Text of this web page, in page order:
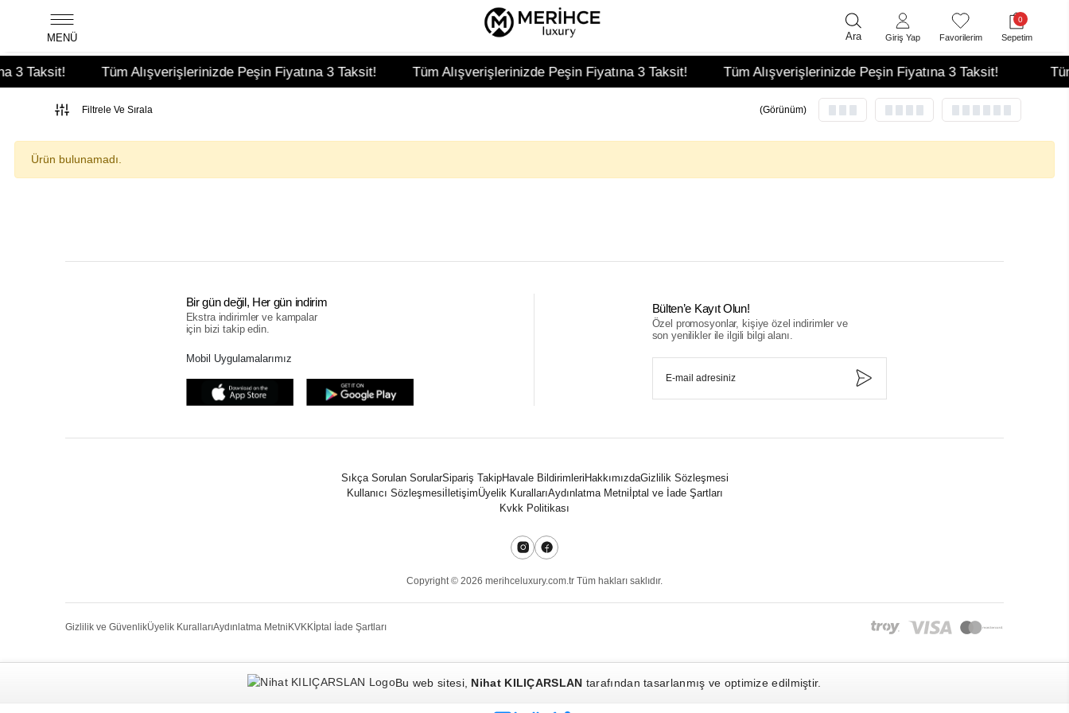
3 Taksit! Tüm Alışverişlerinizde Peşin Fiyatına 3 Taksit! Tüm Alışverişlerinizde Peşin Fiyatına 3 Taksit! Tüm Alışverişlerinizde Peşin Fiyatına 3 Taksit!
MENÜ Ara Giriş Yap Favorilerim
0
Sepetim
Filtrele Ve Sırala (Görünüm)
Ürün bulunamadı.
Bir gün değil, Her gün indirim
Ekstra indirimler ve kampalar
için bizi takip edin.
Mobil Uygulamalarımız
Bülten’e Kayıt Olun!
Özel promosyonlar, kişiye özel indirimler ve
son yenilikler ile ilgili bilgi alanı.
Sıkça Sorulan SorularSipariş TakipHavale Bildirimleri HakkımızdaGizlilik Sözleşmesi
Kullanıcı Sözleşmesi İletişimÜyelik KurallarıAydınlatma Metni İptal ve İade Şartları
Kvkk Politikası
Copyright © 2026 merihceluxury.com.tr Tüm hakları saklıdır.
Gizlilik ve GüvenlikÜyelik KurallarıAydınlatma Metni KVKK İptal İade Şartları
Bu web sitesi, Nihat KILIÇARSLAN tarafından tasarlanmış ve optimize edilmiştir.